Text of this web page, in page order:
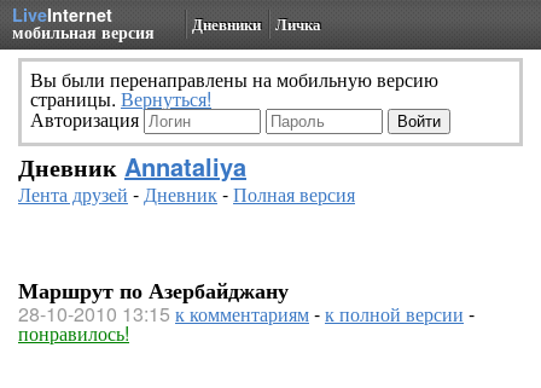
LiveInternet
мобильная версия Дневники Личка
Вы были перенаправлены на мобильную версию
страницы. Вернуться!
Авторизация
Дневник Annataliya
Лента друзей -Дневник-Полная версия
Маршрут по Азербайджану
28-10-2010 13:15 к комментариям-к полной версии -
понравилось!